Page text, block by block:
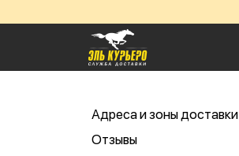
Адреса и зоны доставки
Отзывы